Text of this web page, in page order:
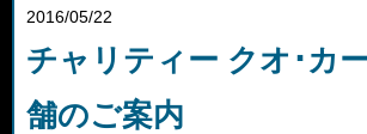
2016/05/22
チャリティー クオ･カ
舗のご案内